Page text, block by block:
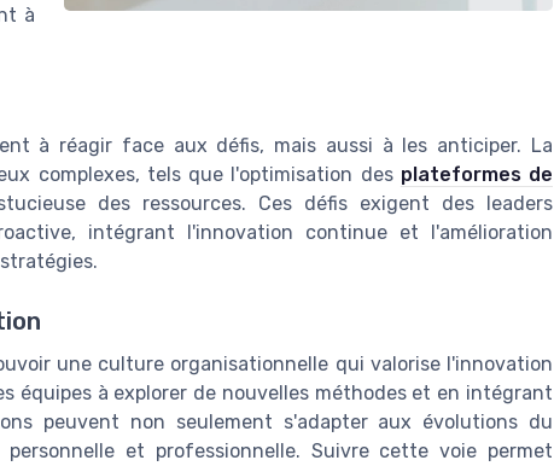
à
à réagir face aux défis, mais aussi à les anticiper. La
complexes, tels que l'optimisation des plateformes de
des ressources. Ces défis exigent des leaders
intégrant l'innovation continue et l'amélioration
une culture organisationnelle qui valorise l'innovation
équipes à explorer de nouvelles méthodes et en intégrant
peuvent non seulement s'adapter aux évolutions du
et professionnelle. Suivre cette voie permet